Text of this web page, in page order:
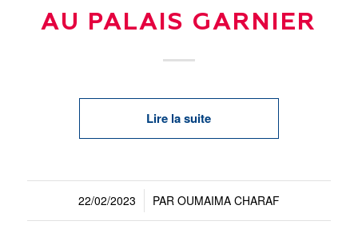
AU PALAIS GARNIER
Lire la suite
22/02/2023
/ PAR OUMAIMA CHARAF